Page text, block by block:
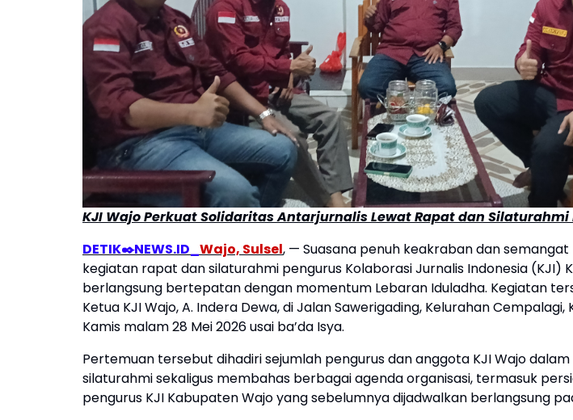
KJI Wajo Perkuat Solidaritas Antarjurnalis Lewat Rapat dan
DETIK✒️NEWS.ID_Wajo, Sulsel, — Suasana penuh keakraban dan
kegiatan rapat dan silaturahmi pengurus Kolaborasi Jurnalis Indonesia (KJI)
berlangsung bertepatan dengan momentum Lebaran Iduladha. Kegiatan
Ketua KJI Wajo, A. Indera Dewa, di Jalan Sawerigading, Kelurahan
Kamis malam 28 Mei 2026 usai ba’da Isya.
Pertemuan tersebut dihadiri sejumlah pengurus dan anggota KJI Wajo
silaturahmi sekaligus membahas berbagai agenda organisasi, termasuk
pengurus KJI Kabupaten Wajo yang sebelumnya dijadwalkan berlangsung